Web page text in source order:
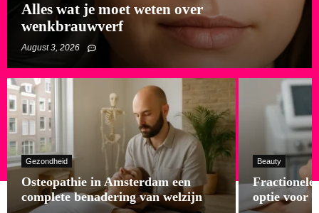
Alles wat je moet weten over
wenkbrauwverf
August 3, 2026
Gezondheid
Osteopathie in Amsterdam een
complete benadering van welzijn
Beauty
Fractionele
optie voor